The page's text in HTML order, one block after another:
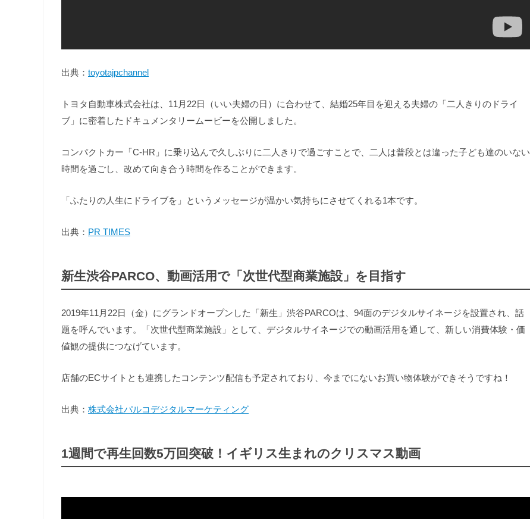
出典： toyotajpchannel
トヨタ自動車株式会社は、11月22日（いい夫婦の日）に合わせて、結婚25年目を迎える夫婦の「二人きりのドライ
ブ」に密着したドキュメンタリームービーを公開しました。
コンパクトカー「C-HR」に乗り込んで久しぶりに二人きりで過ごすことで、二人は普段とは違った子ども達のいない
時間を過ごし、改めて向き合う時間を作ることができます。
「ふたりの人生にドライブを」というメッセージが温かい気持ちにさせてくれる1本です。
出典： PR TIMES
新生渋谷PARCO、動画活用で「次世代型商業施設」を目指す
2019年11月22日（金）にグランドオープンした「新生」渋谷PARCOは、94面のデジタルサイネージを設置され、話
題を呼んでいます。「次世代型商業施設」として、デジタルサイネージでの動画活用を通して、新しい消費体験・価
値観の提供につなげています。
店舗のECサイトとも連携したコンテンツ配信も予定されており、今までにないお買い物体験ができそうですね！
出典： 株式会社パルコデジタルマーケティング
1週間で再生回数5万回突破！イギリス生まれのクリスマス動画